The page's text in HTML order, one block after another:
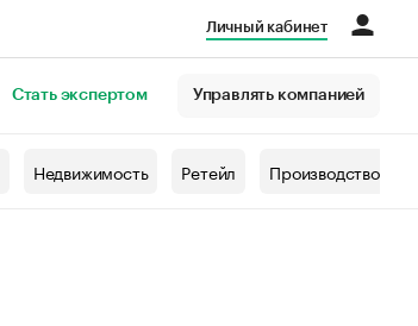
Личный кабинет
Стать экспертом Управлять компанией
Недвижимость Ретейл Производство